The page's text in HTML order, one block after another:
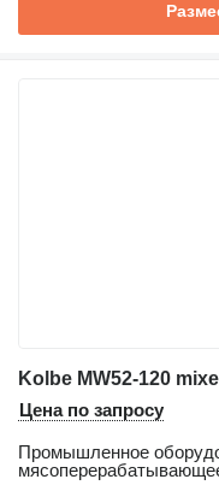
Kolbe MW52-120
Цена по запросу
Промышленное